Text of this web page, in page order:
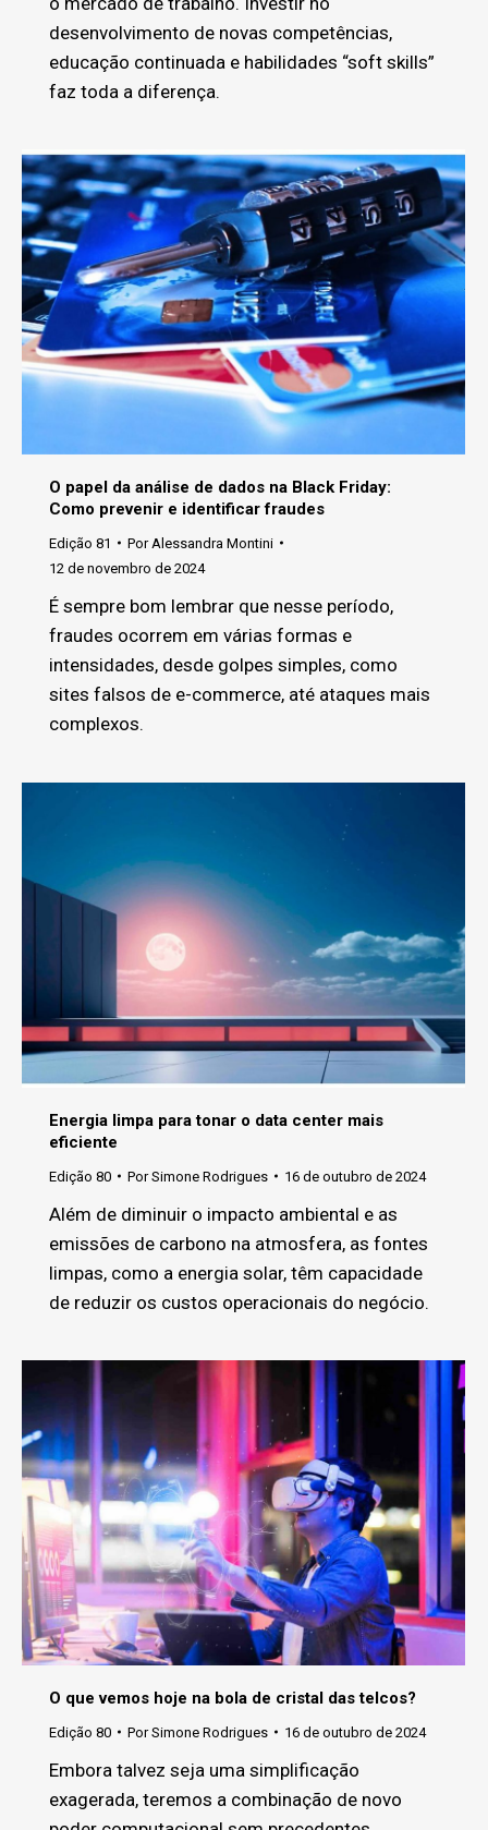
desenvolvimento de novas competências,
educação continuada e habilidades “soft skills”
faz toda a diferença.
O papel da análise de dados na Black Friday:
Como prevenir e identificar fraudes
Edição 81 Por Alessandra Montini
12 de novembro de 2024
É sempre bom lembrar que nesse período,
fraudes ocorrem em várias formas e
intensidades, desde golpes simples, como
sites falsos de e-commerce, até ataques mais
complexos.
Energia limpa para tonar o data center mais
eficiente
Edição 80 PorSimone Rodrigues 16 de outubro de 2024
Além de diminuir o impacto ambiental e as
emissões de carbono na atmosfera, as fontes
limpas, como a energia solar, têm capacidade
de reduzir os custos operacionais do negócio.
O que vemos hoje na bola de cristal das telcos?
Edição 80 PorSimone Rodrigues 16 de outubro de 2024
Embora talvez seja uma simplificação
exagerada, teremos a combinação de novo